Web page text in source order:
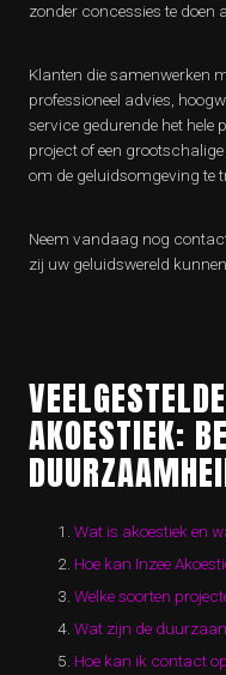
zonder concessies te doen
Klanten die samenwerken
professioneel advies,
service gedurende het hele
project of een
om de geluidsomgeving te
Neem vandaag nog
zij uw geluidswereld
AKOESTIEK:
Wat is akoestiek en
Hoe kan Inzee
Welke soorten
Wat zijn de
Hoe kan ik contact